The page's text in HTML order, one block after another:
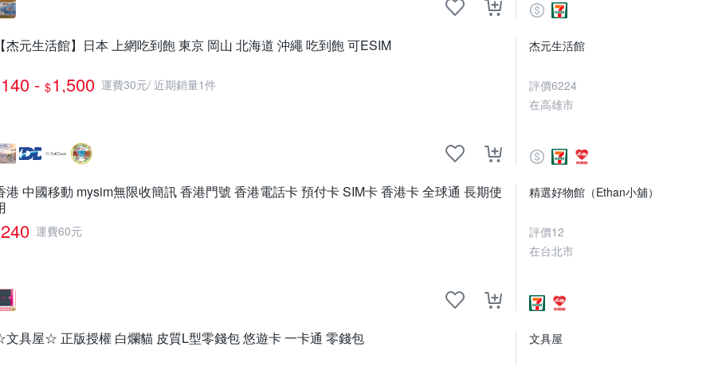
杰元生活館】日本 上網吃到飽 東京 岡山 北海道 沖繩 吃到飽 可ESIM
140 - $1,500 運費30元/ 近期銷量1件
杰元生活館
評價6224
在高雄市
港 中國移動 mysim無限收簡訊 香港門號 香港電話卡 預付卡 SIM卡 香港卡 全球通 長期使
240 運費60元
精選好物館（Ethan小舖）
評價12
在台北市
具屋☆ 正版授權 白爛貓 皮質L型零錢包 悠遊卡 一卡通 零錢包 文具屋